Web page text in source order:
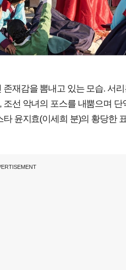
재감을 뽐내고 있는 모습. 서
선 악녀의 포스를 내뿜으며 단
윤지효(이세희 분)의 황당한